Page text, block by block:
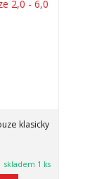
klasicky
skladem 1 ks